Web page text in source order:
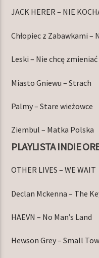
TERAZ W RAMÓWCE
00:00 06:00
NASTĘPNIE W RAMÓWCE
LIGHT ORBIT
06:00 12:00
JACK HERER – NIE
Chłopiec z Zabawkami –
Leski – Nie chcę
Miasto Gniewu – Strach
Palmy – Stare wieżowce
Ziembul – Matka Polska
PLAYLISTA INDIE
OTHER LIVES – WE WAIT
Declan Mckenna – The
HAEVN – No Man’s Land
Hewson Grey – Small